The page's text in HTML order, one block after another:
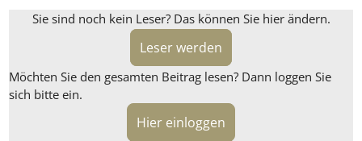
Sie sind noch kein Leser? Das können Sie hier ändern.
Leser werden
Möchten Sie den gesamten Beitrag lesen? Dann loggen Sie
sich bitte ein.
Hier einloggen